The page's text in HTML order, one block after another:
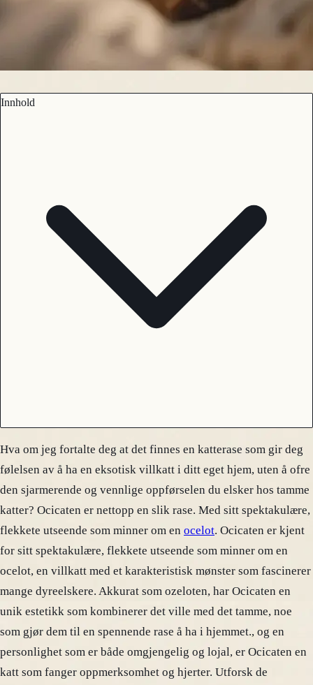
Innhold
Hva om jeg fortalte deg at det finnes en katterase som gir deg
følelsen av å ha en eksotisk villkatt i ditt eget hjem, uten å ofre
den sjarmerende og vennlige oppførselen du elsker hos tamme
katter? Ocicaten er nettopp en slik rase. Med sitt spektakulære,
flekkete utseende som minner om en ocelot. Ocicaten er kjent
for sitt spektakulære, flekkete utseende som minner om en
ocelot, en villkatt med et karakteristisk mønster som fascinerer
mange dyreelskere. Akkurat som ozeloten, har Ocicaten en
unik estetikk som kombinerer det ville med det tamme, noe
som gjør dem til en spennende rase å ha i hjemmet., og en
personlighet som er både omgjengelig og lojal, er Ocicaten en
katt som fanger oppmerksomhet og hjerter. Utforsk de